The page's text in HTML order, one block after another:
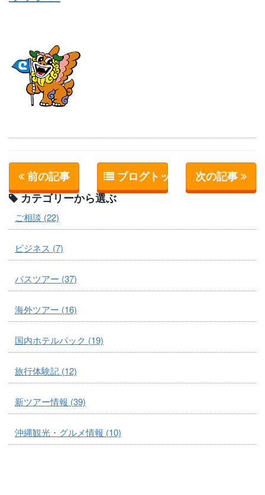
前の記事 ブログトップへ 次の記事
カテゴリーから選ぶ
ご相談 (22)
ビジネス (7)
バスツアー (37)
海外ツアー (16)
国内ホテルパック (19)
旅行体験記 (12)
新ツアー情報 (39)
沖縄観光・グルメ情報 (10)